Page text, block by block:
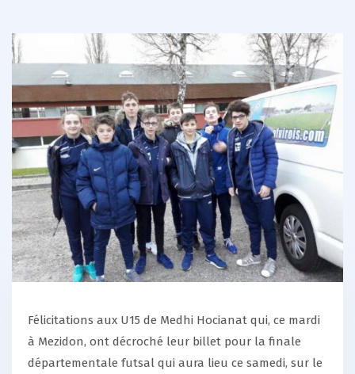
Félicitations aux U15 de Medhi Hocianat qui, ce mardi
à Mezidon, ont décroché leur billet pour la finale
départementale futsal qui aura lieu ce samedi, sur le